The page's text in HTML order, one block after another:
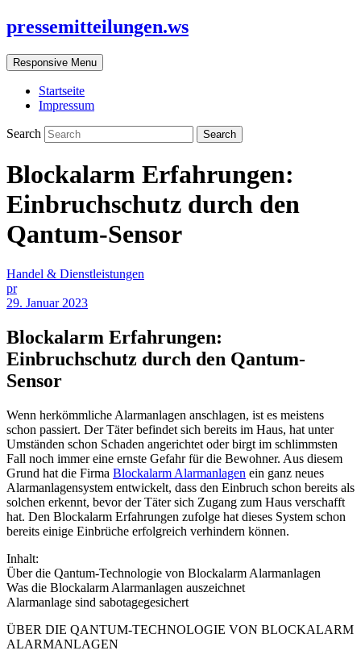
pressemitteilungen.ws
Responsive Menu
Startseite
Impressum
Search
Blockalarm Erfahrungen:
Einbruchschutz durch den
Qantum-Sensor
Handel & Dienstleistungen
pr
29. Januar 2023
Blockalarm Erfahrungen:
Einbruchschutz durch den Qantum-
Sensor
Wenn herkömmliche Alarmanlagen anschlagen, ist es meistens
schon passiert. Der Täter befindet sich bereits im Haus, hat unter
Umständen schon Schaden angerichtet oder birgt im schlimmsten
Fall noch immer eine ernste Gefahr für die Bewohner. Aus diesem
Grund hat die Firma Blockalarm Alarmanlagen ein ganz neues
Alarmanlagensystem entwickelt, dass den Einbruch schon bereits als
solchen erkennt, bevor der Täter sich Zugang zum Haus verschafft
hat. Den Blockalarm Erfahrungen zufolge hat dieses System schon
bereits einige Einbrüche erfolgreich verhindern können.
Inhalt:
Über die Qantum-Technologie von Blockalarm Alarmanlagen
Was die Blockalarm Alarmanlagen auszeichnet
Alarmanlage sind sabotagegesichert
ÜBER DIE QANTUM-TECHNOLOGIE VON BLOCKALARM
ALARMANLAGEN